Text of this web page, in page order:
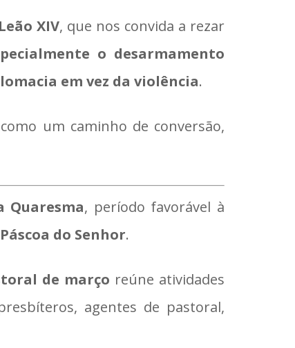
XIV, que nos convida a rezar
o desarmamento
em vez da violência.
um caminho de conversão,
Quaresma, período favorável à
Páscoa do Senhor.
de março reúne atividades
agentes de pastoral,